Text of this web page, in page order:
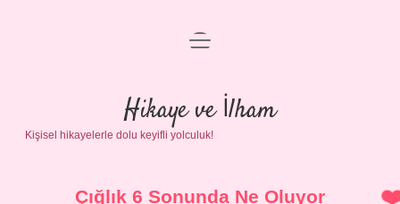
Anasayfa
Gizlilik Politikası
Yasal Uyarı
menüyü
Hikaye ve İlham
Kişisel hikayelerle dolu keyifli yolculuk!
Çığlık 6 Sonunda Ne Oluyor